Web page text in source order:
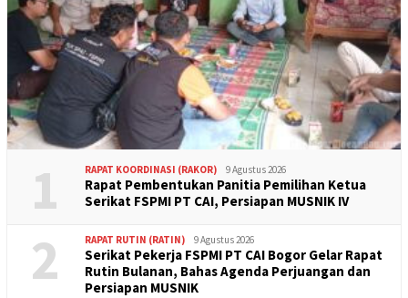
1 RAPAT KOORDINASI (RAKOR) 9 Agustus 2026
Rapat Pembentukan Panitia Pemilihan Ketua
Serikat FSPMI PT CAI, Persiapan MUSNIK IV
2 RAPAT RUTIN (RATIN) 9 Agustus 2026
Serikat Pekerja FSPMI PT CAI Bogor Gelar Rapat
Rutin Bulanan, Bahas Agenda Perjuangan dan
Persiapan MUSNIK